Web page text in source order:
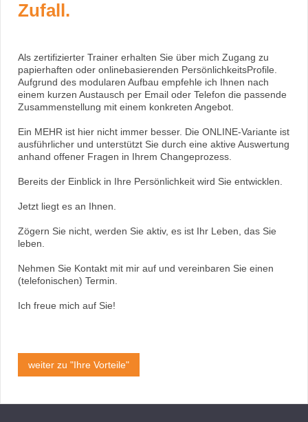
Zufall.
Als zertifizierter Trainer erhalten Sie über mich Zugang zu
papierhaften oder onlinebasierenden PersönlichkeitsProfile.
Aufgrund des modularen Aufbau empfehle ich Ihnen nach
einem kurzen Austausch per Email oder Telefon die passende
Zusammenstellung mit einem konkreten Angebot.
Ein MEHR ist hier nicht immer besser. Die ONLINE-Variante ist
ausführlicher und unterstützt Sie durch eine aktive Auswertung
anhand offener Fragen in Ihrem Changeprozess.
Bereits der Einblick in Ihre Persönlichkeit wird Sie entwicklen.
Jetzt liegt es an Ihnen.
Zögern Sie nicht, werden Sie aktiv, es ist Ihr Leben, das Sie
leben.
Nehmen Sie Kontakt mit mir auf und vereinbaren Sie einen
(telefonischen) Termin.
Ich freue mich auf Sie!
weiter zu "Ihre Vorteile"